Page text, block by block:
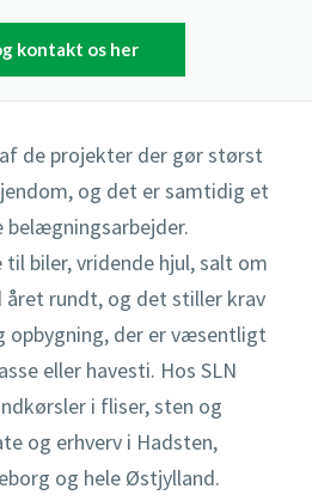
og regnvand
kontakt os her
de projekter der gør størst
og det er samtidig et
biler, vridende hjul, salt om
året rundt, og det stiller krav
opbygning, der er væsentligt
eller havesti. Hos SLN
i fliser, sten og
og erhverv i Hadsten,
og hele Østjylland.